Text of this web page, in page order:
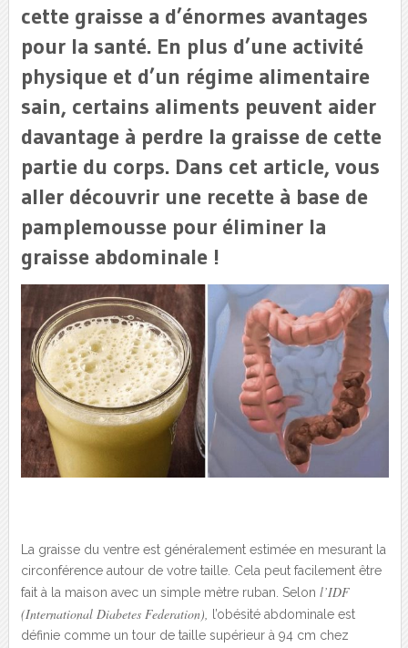
cette graisse a d’énormes avantages
pour la santé. En plus d’une activité
physique et d’un régime alimentaire
sain, certains aliments peuvent aider
davantage à perdre la graisse de cette
partie du corps. Dans cet article, vous
aller découvrir une recette à base de
pamplemousse pour éliminer la
graisse abdominale !
La graisse du ventre est généralement estimée en mesurant la
circonférence autour de votre taille. Cela peut facilement être
fait à la maison avec un simple mètre ruban. Selon l’IDF
(International Diabetes Federation), l’obésité abdominale est
définie comme un tour de taille supérieur à 94 cm chez